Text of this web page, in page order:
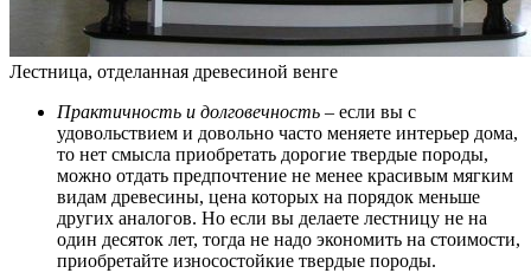
Лестница, отделанная древесиной венге
Практичность и долговечность – если вы с
удовольствием и довольно часто меняете интерьер дома,
то нет смысла приобретать дорогие твердые породы,
можно отдать предпочтение не менее красивым мягким
видам древесины, цена которых на порядок меньше
других аналогов. Но если вы делаете лестницу не на
один десяток лет, тогда не надо экономить на стоимости,
приобретайте износостойкие твердые породы.